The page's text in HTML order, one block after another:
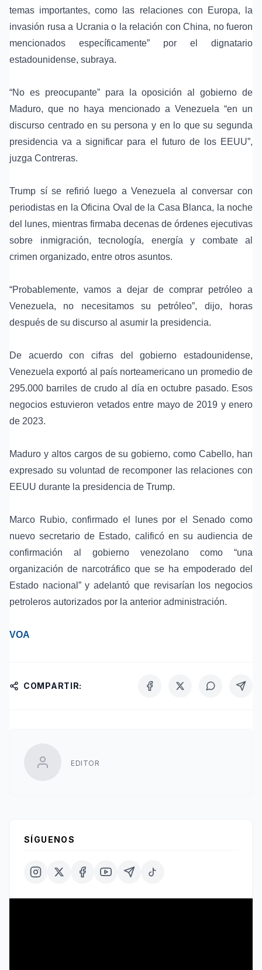
temas importantes, como las relaciones con Europa, la
invasión rusa a Ucrania o la relación con China, no fueron
mencionados específicamente” por el dignatario
estadounidense, subraya.
“No es preocupante” para la oposición al gobierno de
Maduro, que no haya mencionado a Venezuela “en un
discurso centrado en su persona y en lo que su segunda
presidencia va a significar para el futuro de los EEUU”,
juzga Contreras.
Trump sí se refirió luego a Venezuela al conversar con
periodistas en la Oficina Oval de la Casa Blanca, la noche
del lunes, mientras firmaba decenas de órdenes ejecutivas
sobre inmigración, tecnología, energía y combate al
crimen organizado, entre otros asuntos.
“Probablemente, vamos a dejar de comprar petróleo a
Venezuela, no necesitamos su petróleo”, dijo, horas
después de su discurso al asumir la presidencia.
De acuerdo con cifras del gobierno estadounidense,
Venezuela exportó al país norteamericano un promedio de
295.000 barriles de crudo al día en octubre pasado. Esos
negocios estuvieron vetados entre mayo de 2019 y enero
de 2023.
Maduro y altos cargos de su gobierno, como Cabello, han
expresado su voluntad de recomponer las relaciones con
EEUU durante la presidencia de Trump.
Marco Rubio, confirmado el lunes por el Senado como
nuevo secretario de Estado, calificó en su audiencia de
confirmación al gobierno venezolano como “una
organización de narcotráfico que se ha empoderado del
Estado nacional” y adelantó que revisarían los negocios
petroleros autorizados por la anterior administración.
VOA
COMPARTIR:
EDITOR
SÍGUENOS